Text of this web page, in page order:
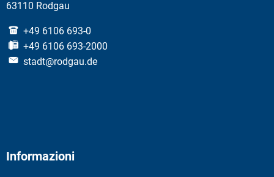
63110 Rodgau
+49 6106 693-0
+49 6106 693-2000
stadt@rodgau.de
Informazioni